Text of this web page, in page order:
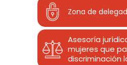
Zona de
Asesoría
mujeres que
discriminación